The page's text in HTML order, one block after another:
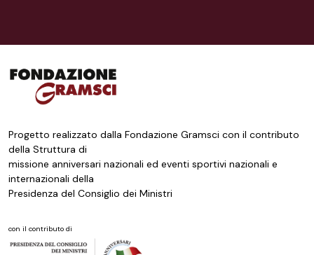
Progetto realizzato dalla Fondazione Gramsci con il contributo
della Struttura di
missione anniversari nazionali ed eventi sportivi nazionali e
internazionali della
Presidenza del Consiglio dei Ministri
con il contributo di